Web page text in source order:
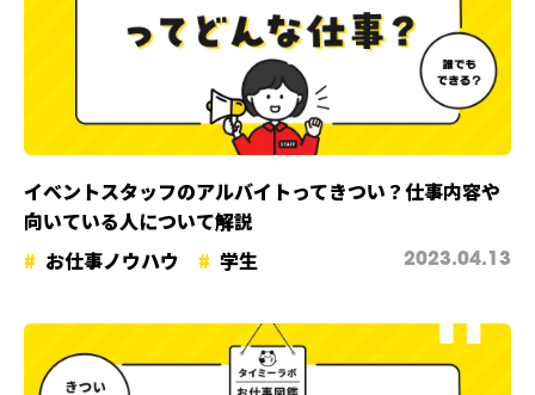
イベントスタッフのアルバイトってきつい？仕事内容や
向いている人について解説
お仕事ノウハウ
学生 2023.04.13